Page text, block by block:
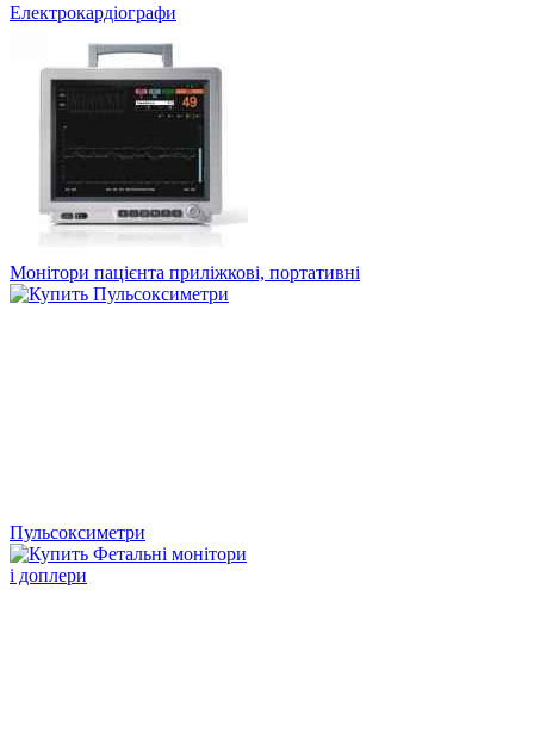
Електрокардіографи
Монітори пацієнта приліжкові, портативні
Пульсоксиметри